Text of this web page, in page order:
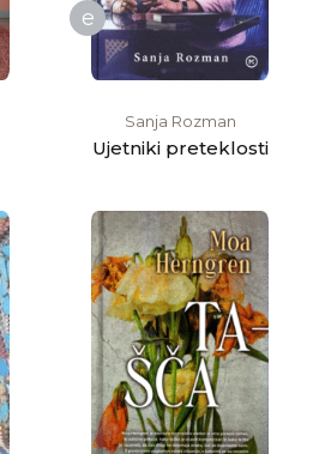
e
Sanja Rozman
Ujetniki preteklosti